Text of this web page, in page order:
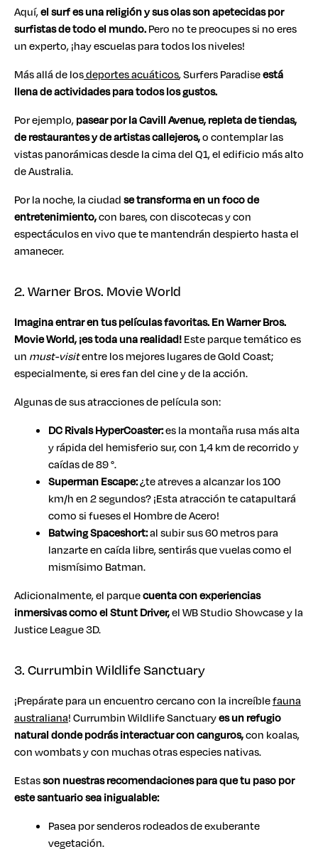
Aquí,el surf es una religión y sus olas son apetecidas por
surfistas de todo el mundo.Pero no te preocupes si no eres
un experto, ¡hay escuelas para todos los niveles!
Más allá de losdeportes acuáticos, Surfers Paradiseestá
llena de actividades para todos los gustos.
Por ejemplo,pasear por la Cavill Avenue, repleta de tiendas,
de restaurantes y de artistas callejeros,o contemplar las
vistas panorámicas desde la cima del Q1, el edificio más alto
de Australia.
Por la noche, la ciudadse transforma en un foco de
entretenimiento,con bares, con discotecas y con
espectáculos en vivo que te mantendrán despierto hasta el
amanecer.
2. Warner Bros. Movie World
Imagina entrar en tus películas favoritas. En Warner Bros.
Movie World, ¡es toda una realidad!Este parque temático es
un must-visitentre los mejores lugares de Gold Coast;
especialmente, si eres fan del cine y de la acción.
Algunas de sus atracciones de película son:
DC Rivals HyperCoaster:es la montaña rusa más alta
y rápida del hemisferio sur, con 1,4 km de recorrido y
caídas de 89 °.
Superman Escape:¿te atreves a alcanzar los 100
km/h en 2 segundos? ¡Esta atracción te catapultará
como si fueses el Hombre de Acero!
Batwing Spaceshort:al subir sus 60 metros para
lanzarte en caída libre, sentirás que vuelas como el
mismísimo Batman.
Adicionalmente, el parquecuenta con experiencias
inmersivas como el Stunt Driver,el WB Studio Showcase y la
Justice League 3D.
3. Currumbin Wildlife Sanctuary
¡Prepárate para un encuentro cercano con la increíblefauna
australiana! Currumbin Wildlife Sanctuaryes un refugio
natural donde podrás interactuar con canguros,con koalas,
con wombats y con muchas otras especies nativas.
Estasson nuestras recomendaciones para que tu paso por
este santuario sea inigualable:
Pasea por senderos rodeados de exuberante
vegetación.